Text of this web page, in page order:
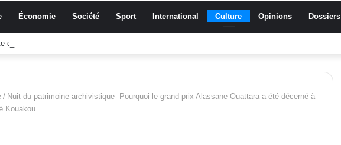
Économie Société Sport International Culture Opinions Dossiers
des mères 2026:Moussa Traoré Koudougou rend hommage aux femmes de Morondo
/ Nuit du patrimoine archivistique- Pourquoi le grand prix Alassane Ouattara a été décerné à
Kouakou